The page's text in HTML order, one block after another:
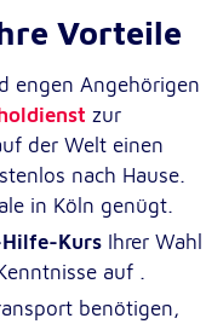
Vorteile
engen Angehörigen
zur
der Welt einen
nach Hause.
in Köln genügt.
Kurs Ihrer Wahl
auf .
benötigen,
Nutzung